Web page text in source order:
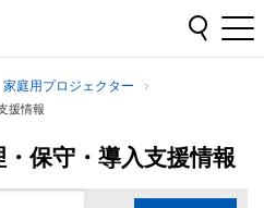
家庭用プロジェクター
援情報
保守・導入支援情報